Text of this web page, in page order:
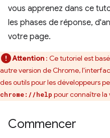
vous apprenez dans ce
les phases de réponse,
votre page.
Attention : Ce tutoriel est
autre version de Chrome,
des outils pour les développeurs
chrome://help pour connaître la
Commencer